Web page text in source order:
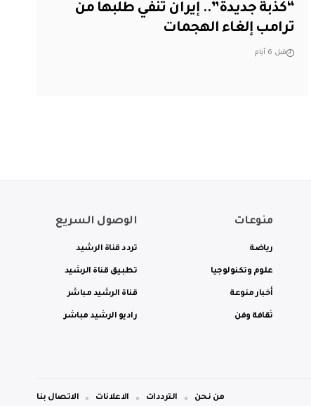
“كذبة جديدة”.. إيران تنفي طلبها من
ترامب إلغاء الهجمات
قبل 6 أيام
منوعات
رياضة
علوم وتكنولوجيا
أخبار منوعة
ثقافة وفن
الوصول السريع
تردد قناة الرشيد
تطبيق قناة الرشيد
قناة الرشيد مباشر
راديو الرشيد مباشر
من نحن الترددات الاعلانات الاتصال بنا